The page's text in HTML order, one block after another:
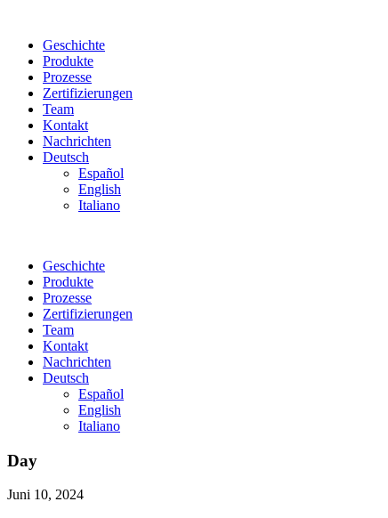
Geschichte
Produkte
Prozesse
Zertifizierungen
Team
Kontakt
Nachrichten
Deutsch
Español
English
Italiano
Geschichte
Produkte
Prozesse
Zertifizierungen
Team
Kontakt
Nachrichten
Deutsch
Español
English
Italiano
Day
Juni 10, 2024